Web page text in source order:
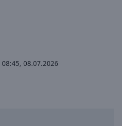
08:45, 08.07.2026